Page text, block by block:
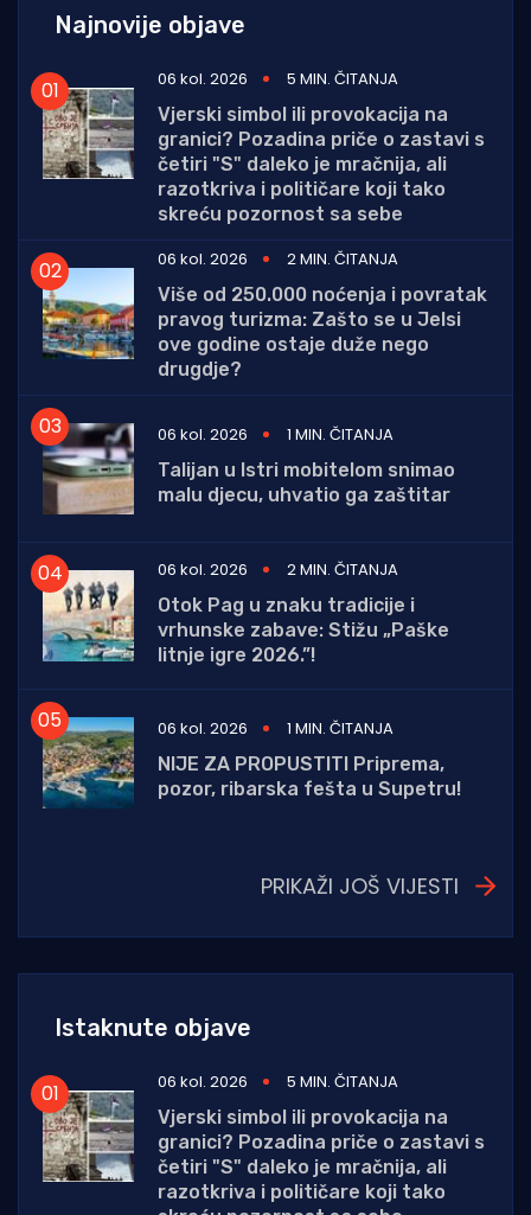
Najnovije objave
06 kol. 2026
5 MIN. ČITANJA
Vjerski simbol ili provokacija na
granici? Pozadina priče o zastavi s
četiri "S" daleko je mračnija, ali
razotkriva i političare koji tako
skreću pozornost sa sebe
06 kol. 2026
2 MIN. ČITANJA
Više od 250.000 noćenja i povratak
pravog turizma: Zašto se u Jelsi
ove godine ostaje duže nego
drugdje?
06 kol. 2026
1 MIN. ČITANJA
Talijan u Istri mobitelom snimao
malu djecu, uhvatio ga zaštitar
06 kol. 2026
2 MIN. ČITANJA
Otok Pag u znaku tradicije i
vrhunske zabave: Stižu „Paške
litnje igre 2026.”!
06 kol. 2026
1 MIN. ČITANJA
NIJE ZA PROPUSTITI Priprema,
pozor, ribarska fešta u Supetru!
PRIKAŽI JOŠ VIJESTI
Istaknute objave
06 kol. 2026
5 MIN. ČITANJA
Vjerski simbol ili provokacija na
granici? Pozadina priče o zastavi s
četiri "S" daleko je mračnija, ali
razotkriva i političare koji tako